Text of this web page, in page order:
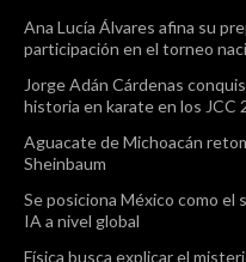
Ana Lucía Álvares afina su
participación en el torneo
Jorge Adán Cárdenas
historia en karate en los JCC
Aguacate de Michoacán
Sheinbaum
Se posiciona México como
IA a nivel global
Física busca explicar el